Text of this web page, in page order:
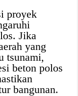
proyek
Jika
yang
tsunami,
beton polos
bangunan.